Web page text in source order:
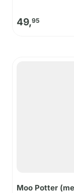
49,95
Moo Potter